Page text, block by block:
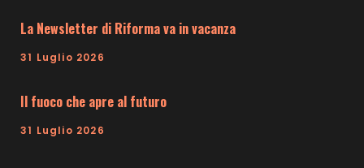
La Newsletter di Riforma va in vacanza
31 Luglio 2026
Il fuoco che apre al futuro
31 Luglio 2026